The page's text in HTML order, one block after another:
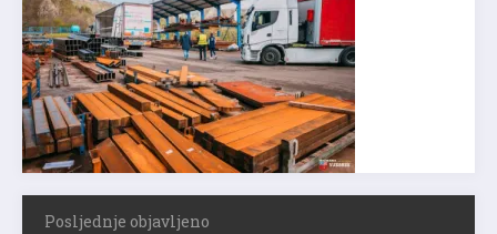
Posljednje objavljeno